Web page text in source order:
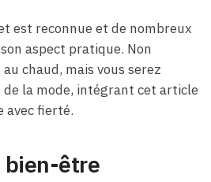
est reconnue et de nombreux
aspect pratique. Non
chaud, mais vous serez
la mode, intégrant cet article
avec fierté.
bien-être